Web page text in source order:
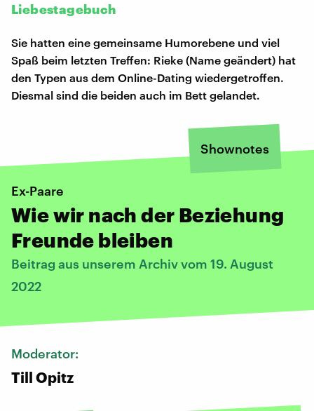
Liebestagebuch
Sie hatten eine gemeinsame Humorebene und viel
Spaß beim letzten Treffen: Rieke (Name geändert) hat
den Typen aus dem Online-Dating wiedergetroffen.
Diesmal sind die beiden auch im Bett gelandet.
Shownotes
Ex-Paare
Wie wir nach der Beziehung
Freunde bleiben
Beitrag aus unserem Archiv vom 19. August
2022
Moderator:
Till Opitz